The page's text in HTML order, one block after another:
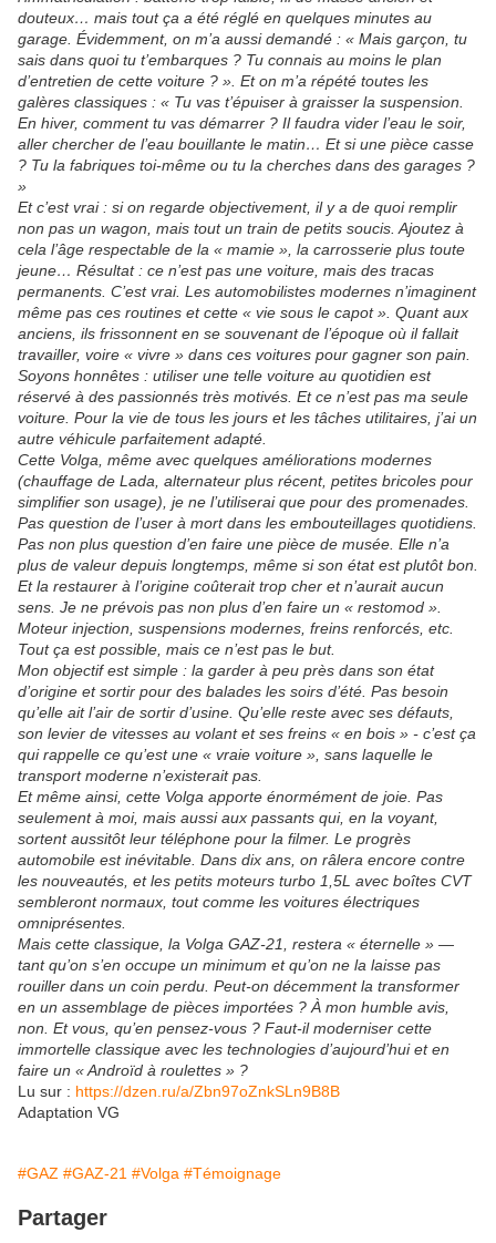
douteux… mais tout ça a été réglé en quelques minutes au
garage. Évidemment, on m’a aussi demandé : « Mais garçon, tu
sais dans quoi tu t’embarques ? Tu connais au moins le plan
d’entretien de cette voiture ? ». Et on m’a répété toutes les
galères classiques : « Tu vas t’épuiser à graisser la suspension.
En hiver, comment tu vas démarrer ? Il faudra vider l’eau le soir,
aller chercher de l’eau bouillante le matin… Et si une pièce casse
? Tu la fabriques toi-même ou tu la cherches dans des garages ?
»
Et c’est vrai : si on regarde objectivement, il y a de quoi remplir
non pas un wagon, mais tout un train de petits soucis. Ajoutez à
cela l’âge respectable de la « mamie », la carrosserie plus toute
jeune… Résultat : ce n’est pas une voiture, mais des tracas
permanents. C’est vrai. Les automobilistes modernes n’imaginent
même pas ces routines et cette « vie sous le capot ». Quant aux
anciens, ils frissonnent en se souvenant de l’époque où il fallait
travailler, voire « vivre » dans ces voitures pour gagner son pain.
Soyons honnêtes : utiliser une telle voiture au quotidien est
réservé à des passionnés très motivés. Et ce n’est pas ma seule
voiture. Pour la vie de tous les jours et les tâches utilitaires, j’ai un
autre véhicule parfaitement adapté.
Cette Volga, même avec quelques améliorations modernes
(chauffage de Lada, alternateur plus récent, petites bricoles pour
simplifier son usage), je ne l’utiliserai que pour des promenades.
Pas question de l’user à mort dans les embouteillages quotidiens.
Pas non plus question d’en faire une pièce de musée. Elle n’a
plus de valeur depuis longtemps, même si son état est plutôt bon.
Et la restaurer à l’origine coûterait trop cher et n’aurait aucun
sens. Je ne prévois pas non plus d’en faire un « restomod ».
Moteur injection, suspensions modernes, freins renforcés, etc.
Tout ça est possible, mais ce n’est pas le but.
Mon objectif est simple : la garder à peu près dans son état
d’origine et sortir pour des balades les soirs d’été. Pas besoin
qu’elle ait l’air de sortir d’usine. Qu’elle reste avec ses défauts,
son levier de vitesses au volant et ses freins « en bois » - c’est ça
qui rappelle ce qu’est une « vraie voiture », sans laquelle le
transport moderne n’existerait pas.
Et même ainsi, cette Volga apporte énormément de joie. Pas
seulement à moi, mais aussi aux passants qui, en la voyant,
sortent aussitôt leur téléphone pour la filmer. Le progrès
automobile est inévitable. Dans dix ans, on râlera encore contre
les nouveautés, et les petits moteurs turbo 1,5L avec boîtes CVT
sembleront normaux, tout comme les voitures électriques
omniprésentes.
Mais cette classique, la Volga GAZ-21, restera « éternelle » —
tant qu’on s’en occupe un minimum et qu’on ne la laisse pas
rouiller dans un coin perdu. Peut-on décemment la transformer
en un assemblage de pièces importées ? À mon humble avis,
non. Et vous, qu’en pensez-vous ? Faut-il moderniser cette
immortelle classique avec les technologies d’aujourd’hui et en
faire un « Androïd à roulettes » ?
Lu sur : https://dzen.ru/a/Zbn97oZnkSLn9B8B
Adaptation VG
#GAZ #GAZ-21 #Volga #Témoignage
Partager